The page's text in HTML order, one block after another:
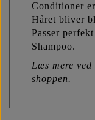
Conditioner
Håret bliver
Passer
Shampoo.
Læs mere
shoppen.